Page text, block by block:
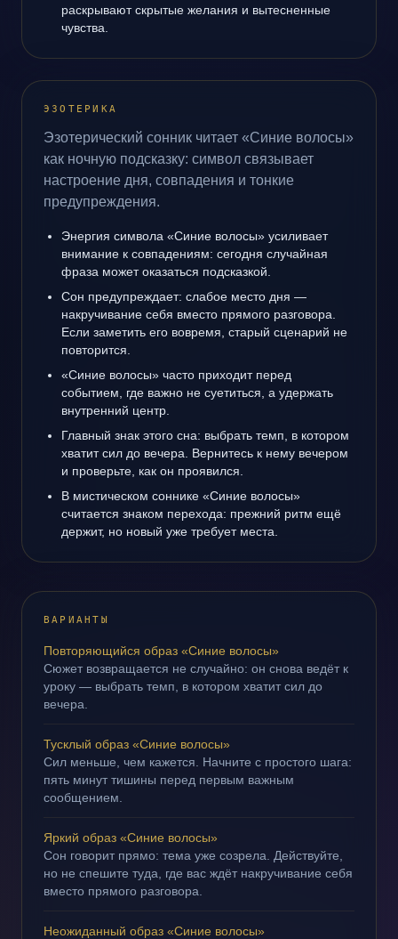
раскрывают скрытые желания и вытесненные
чувства.
ЭЗОТЕРИКА
Эзотерический сонник читает «Синие волосы»
как ночную подсказку: символ связывает
настроение дня, совпадения и тонкие
предупреждения.
Энергия символа «Синие волосы» усиливает
внимание к совпадениям: сегодня случайная
фраза может оказаться подсказкой.
Сон предупреждает: слабое место дня —
накручивание себя вместо прямого разговора.
Если заметить его вовремя, старый сценарий не
повторится.
«Синие волосы» часто приходит перед
событием, где важно не суетиться, а удержать
внутренний центр.
Главный знак этого сна: выбрать темп, в котором
хватит сил до вечера. Вернитесь к нему вечером
и проверьте, как он проявился.
В мистическом соннике «Синие волосы»
считается знаком перехода: прежний ритм ещё
держит, но новый уже требует места.
ВАРИАНТЫ
Повторяющийся образ «Синие волосы»
Сюжет возвращается не случайно: он снова ведёт к
уроку — выбрать темп, в котором хватит сил до
вечера.
Тусклый образ «Синие волосы»
Сил меньше, чем кажется. Начните с простого шага:
пять минут тишины перед первым важным
сообщением.
Яркий образ «Синие волосы»
Сон говорит прямо: тема уже созрела. Действуйте,
но не спешите туда, где вас ждёт накручивание себя
вместо прямого разговора.
Неожиданный образ «Синие волосы»